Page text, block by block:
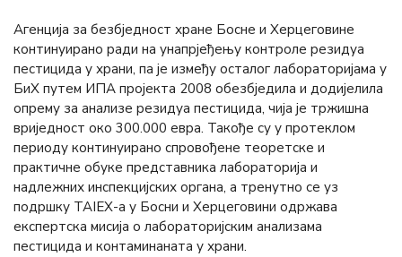
Агенција за безбједност хране Босне и Херцеговине
континуирано ради на унапрјеђењу контроле резидуа
пестицида у храни, па је између осталог лабораторијама у
БиХ путем ИПА пројекта 2008 обезбједила и додијелила
опрему за анализе резидуа пестицида, чија је тржишна
вриједност oко 300.000 евра. Такође су у протеклом
периоду континуирано спровођене теоретске и
практичне обуке представника лабораторија и
надлежних инспекцијских органа, а тренутно се уз
подршку ТАIЕX-а у Босни и Херцеговини одржава
експертска мисија о лабораторијским анализама
пестицида и контаминаната у храни.